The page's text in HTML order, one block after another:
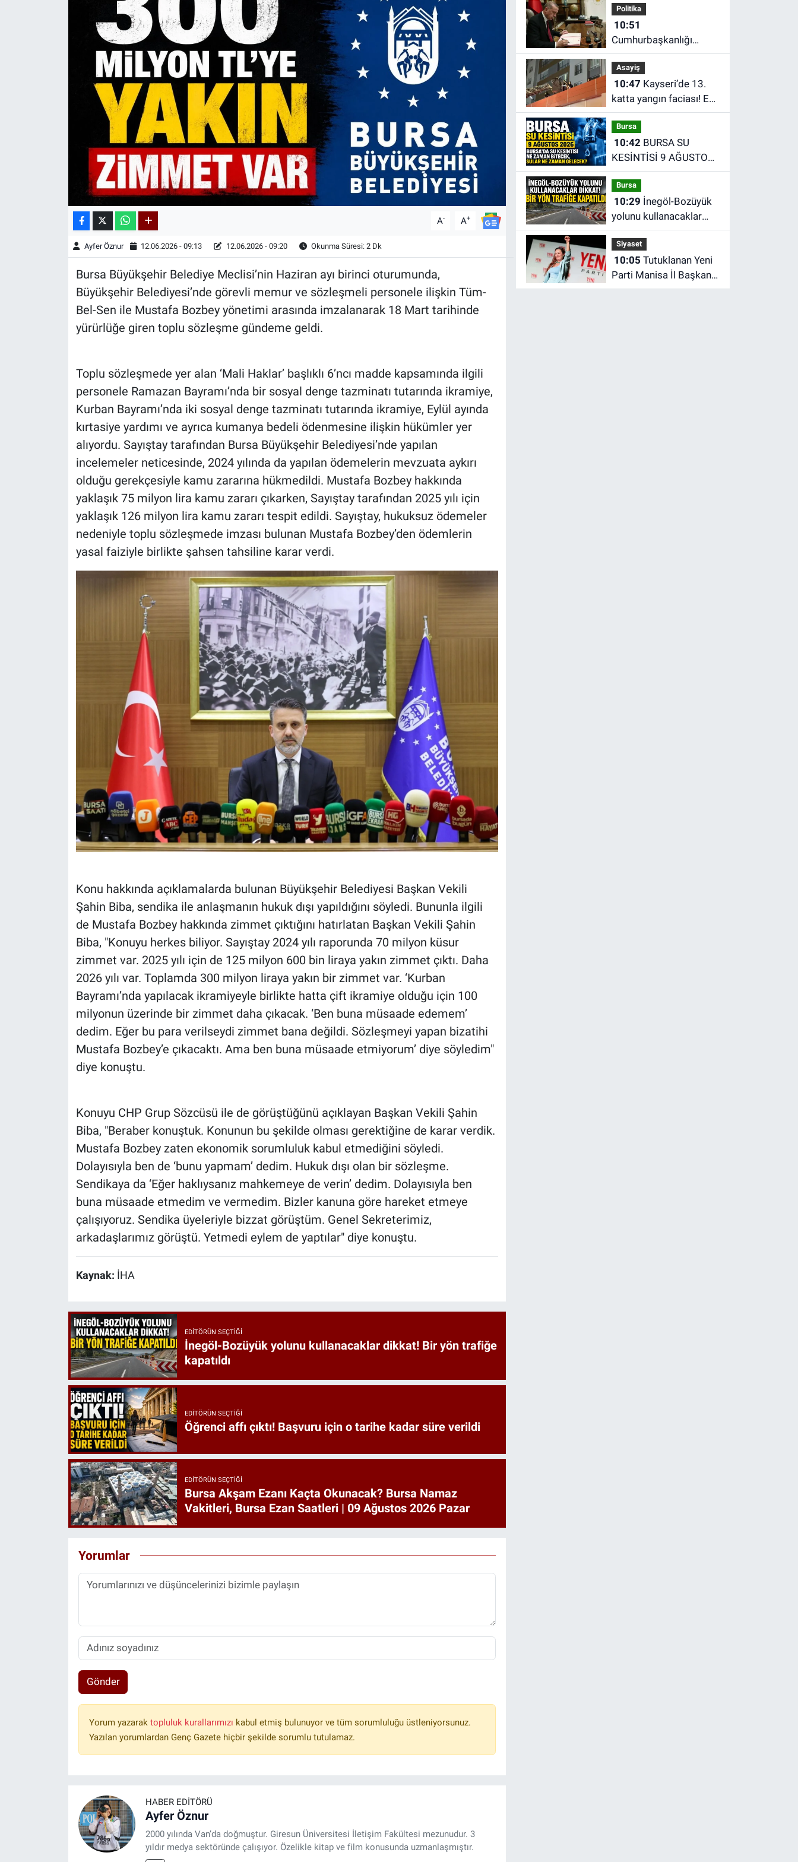
A- A+
Ayfer Öznur 12.06.2026 - 09:13 12.06.2026 - 09:20 Okunma Süresi: 2 Dk
Bursa Büyükşehir Belediye Meclisi’nin Haziran ayı birinci oturumunda,
Büyükşehir Belediyesi’nde görevli memur ve sözleşmeli personele ilişkin Tüm-
Bel-Sen ile Mustafa Bozbey yönetimi arasında imzalanarak 18 Mart tarihinde
yürürlüğe giren toplu sözleşme gündeme geldi.
Toplu sözleşmede yer alan ‘Mali Haklar’ başlıklı 6’ncı madde kapsamında ilgili
personele Ramazan Bayramı’nda bir sosyal denge tazminatı tutarında ikramiye,
Kurban Bayramı’nda iki sosyal denge tazminatı tutarında ikramiye, Eylül ayında
kırtasiye yardımı ve ayrıca kumanya bedeli ödenmesine ilişkin hükümler yer
alıyordu. Sayıştay tarafından Bursa Büyükşehir Belediyesi’nde yapılan
incelemeler neticesinde, 2024 yılında da yapılan ödemelerin mevzuata aykırı
olduğu gerekçesiyle kamu zararına hükmedildi. Mustafa Bozbey hakkında
yaklaşık 75 milyon lira kamu zararı çıkarken, Sayıştay tarafından 2025 yılı için
yaklaşık 126 milyon lira kamu zararı tespit edildi. Sayıştay, hukuksuz ödemeler
nedeniyle toplu sözleşmede imzası bulunan Mustafa Bozbey’den ödemlerin
yasal faiziyle birlikte şahsen tahsiline karar verdi.
Konu hakkında açıklamalarda bulunan Büyükşehir Belediyesi Başkan Vekili
Şahin Biba, sendika ile anlaşmanın hukuk dışı yapıldığını söyledi. Bununla ilgili
de Mustafa Bozbey hakkında zimmet çıktığını hatırlatan Başkan Vekili Şahin
Biba, "Konuyu herkes biliyor. Sayıştay 2024 yılı raporunda 70 milyon küsur
zimmet var. 2025 yılı için de 125 milyon 600 bin liraya yakın zimmet çıktı. Daha
2026 yılı var. Toplamda 300 milyon liraya yakın bir zimmet var. ‘Kurban
Bayramı’nda yapılacak ikramiyeyle birlikte hatta çift ikramiye olduğu için 100
milyonun üzerinde bir zimmet daha çıkacak. ‘Ben buna müsaade edemem’
dedim. Eğer bu para verilseydi zimmet bana değildi. Sözleşmeyi yapan bizatihi
Mustafa Bozbey’e çıkacaktı. Ama ben buna müsaade etmiyorum’ diye söyledim"
diye konuştu.
Konuyu CHP Grup Sözcüsü ile de görüştüğünü açıklayan Başkan Vekili Şahin
Biba, "Beraber konuştuk. Konunun bu şekilde olması gerektiğine de karar verdik.
Mustafa Bozbey zaten ekonomik sorumluluk kabul etmediğini söyledi.
Dolayısıyla ben de ‘bunu yapmam’ dedim. Hukuk dışı olan bir sözleşme.
Sendikaya da ‘Eğer haklıysanız mahkemeye de verin’ dedim. Dolayısıyla ben
buna müsaade etmedim ve vermedim. Bizler kanuna göre hareket etmeye
çalışıyoruz. Sendika üyeleriyle bizzat görüştüm. Genel Sekreterimiz,
arkadaşlarımız görüştü. Yetmedi eylem de yaptılar" diye konuştu.
Kaynak: İHA
EDITÖRÜN SEÇTIĞI
İnegöl-Bozüyük yolunu kullanacaklar dikkat! Bir yön trafiğe
kapatıldı
EDITÖRÜN SEÇTIĞI
Öğrenci affı çıktı! Başvuru için o tarihe kadar süre verildi
EDITÖRÜN SEÇTIĞI
Bursa Akşam Ezanı Kaçta Okunacak? Bursa Namaz
Vakitleri, Bursa Ezan Saatleri | 09 Ağustos 2026 Pazar
Yorumlar
Gönder
Yorum yazarak topluluk kurallarımızı kabul etmiş bulunuyor ve tüm sorumluluğu üstleniyorsunuz.
Yazılan yorumlardan Genç Gazete hiçbir şekilde sorumlu tutulamaz.
HABER EDITÖRÜ
Ayfer Öznur
2000 yılında Van’da doğmuştur. Giresun Üniversitesi İletişim Fakültesi mezunudur. 3
yıldır medya sektöründe çalışıyor. Özelikle kitap ve film konusunda uzmanlaşmıştır.
Politika
10:51
Cumhurbaşkanlığı
atama kararları Resmî
Gazete'de yayımlandı
Asayiş
10:47
katta yangın faciası! Ev
sahibi balkondan
düşerek hayatını
kaybetti
Bursa
10:42BURSA SU
KESİNTİSİ 9 AĞUSTOS
2026 | Bursa'da su
kesintisi ne zaman
bitecek, sular ne zaman
gelecek?
Bursa
10:29
yolunu kullanacaklar
dikkat! Bir yön trafiğe
kapatıldı
Siyaset
10:05
Parti Manisa İl Başkanı
İlksen Özalper’in
Kültür & Sanat
Astroloji-Rüya